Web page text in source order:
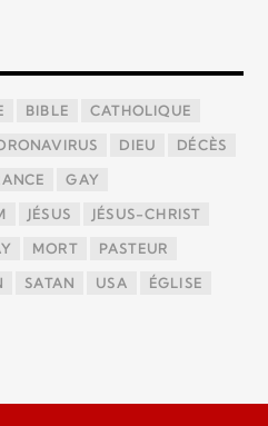
BIBLE CATHOLIQUE
DIEU DÉCÈS
GAY
JÉSUS JÉSUS-CHRIST
MORT PASTEUR
SATAN USA ÉGLISE